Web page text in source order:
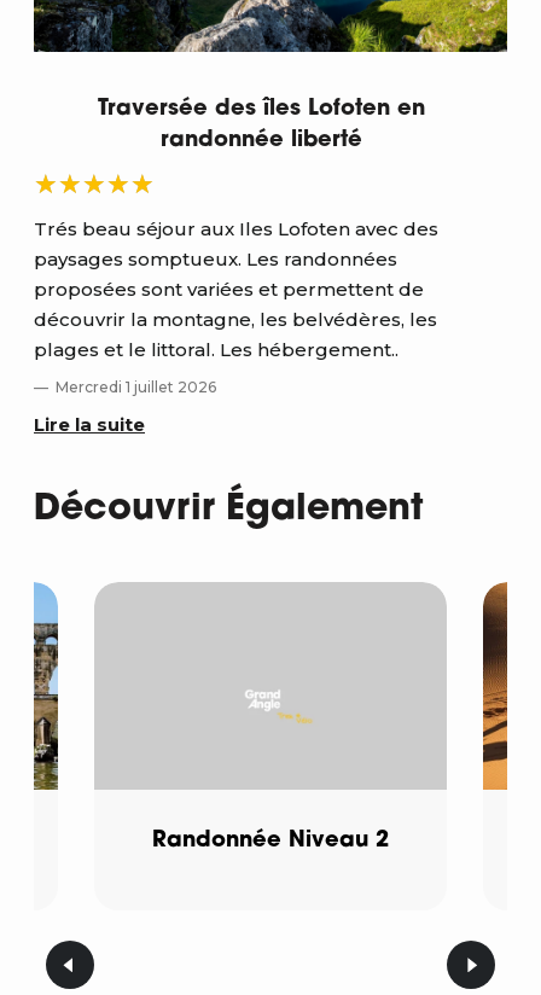
Traversée des îles Lofoten en
randonnée liberté
Trés beau séjour aux Iles Lofoten avec des
paysages somptueux. Les randonnées
proposées sont variées et permettent de
découvrir la montagne, les belvédères, les
plages et le littoral. Les hébergement..
Mercredi 1 juillet 2026
Lire la suite
Découvrir Également
Randonnée Niveau 2